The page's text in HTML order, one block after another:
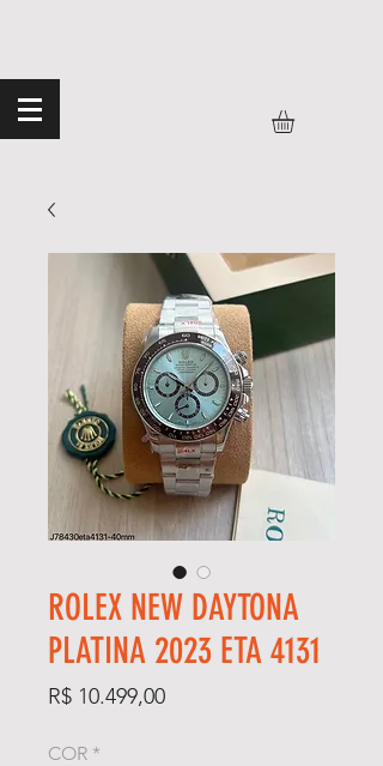
ROLEX NEW DAYTONA
PLATINA 2023 ETA 4131
R$ 10.499,00Preço
COR *